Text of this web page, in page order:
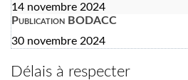
14 novembre 2024
Publication BODACC
30 novembre 2024
Délais à respecter